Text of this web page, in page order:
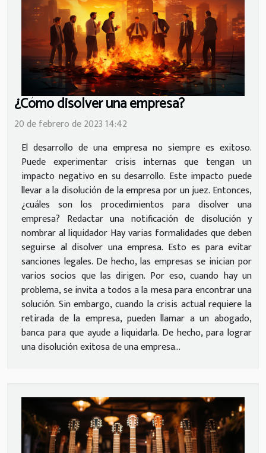
¿Cómo disolver una empresa?
20 de febrero de 2023 14:42
El desarrollo de una empresa no siempre es exitoso.
Puede experimentar crisis internas que tengan un
impacto negativo en su desarrollo. Este impacto puede
llevar a la disolución de la empresa por un juez. Entonces,
¿cuáles son los procedimientos para disolver una
empresa? Redactar una notificación de disolución y
nombrar al liquidador Hay varias formalidades que deben
seguirse al disolver una empresa. Esto es para evitar
sanciones legales. De hecho, las empresas se inician por
varios socios que las dirigen. Por eso, cuando hay un
problema, se invita a todos a la mesa para encontrar una
solución. Sin embargo, cuando la crisis actual requiere la
retirada de la empresa, pueden llamar a un abogado,
banca para que ayude a liquidarla. De hecho, para lograr
una disolución exitosa de una empresa...